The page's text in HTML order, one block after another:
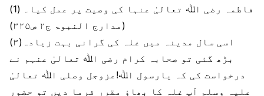
فاطمہ رضی اﷲ تعالیٰ عنہا کی وصیت پر عمل کیا۔ (1)
(مدارج النبوۃ ج۲ ص۳۲۵)
(۳)اسی سال مدینہ میں غلہ کی گرانی بہت زیادہ
بڑھ گئی تو صحابہ کرام رضی اﷲ تعالیٰ عنہم نے
درخواست کی کہ یارسول اﷲ!عزوجل وصلی اﷲ تعالیٰ
علیہ وسلم آپ غلہ کا بھاؤ مقرر فرما دیں تو حضور